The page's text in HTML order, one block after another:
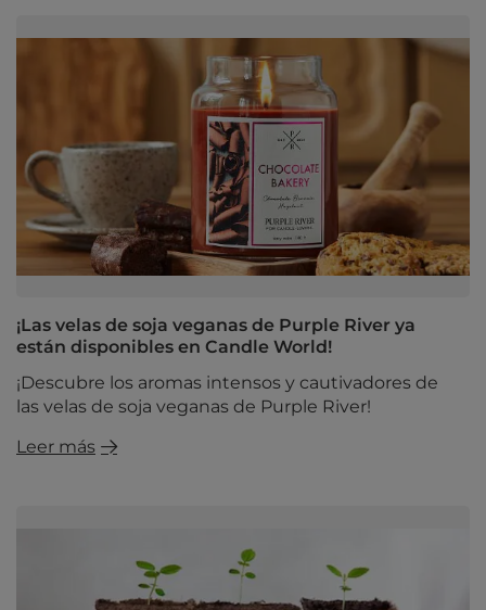
¡Las velas de soja veganas de Purple River ya
están disponibles en Candle World!
¡Descubre los aromas intensos y cautivadores de
las velas de soja veganas de Purple River!
Leer más